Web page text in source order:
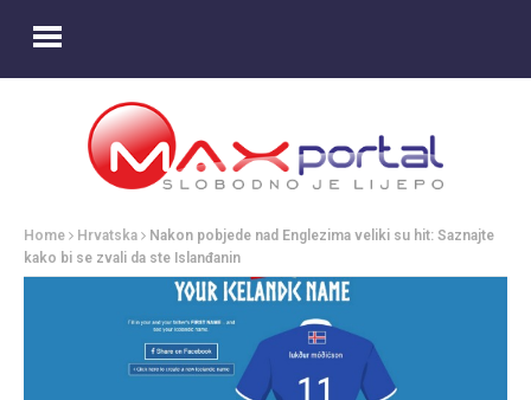
Home Hrvatska
Nakon pobjede nad Englezima veliki su hit: Saznajte
kako bi se zvali da ste Islanđanin